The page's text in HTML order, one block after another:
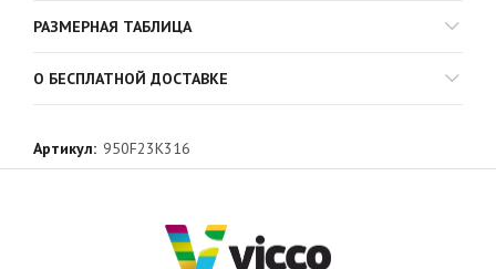
РАЗМЕРНАЯ ТАБЛИЦА
О БЕСПЛАТНОЙ ДОСТАВКЕ
Артикул: 950F23K316